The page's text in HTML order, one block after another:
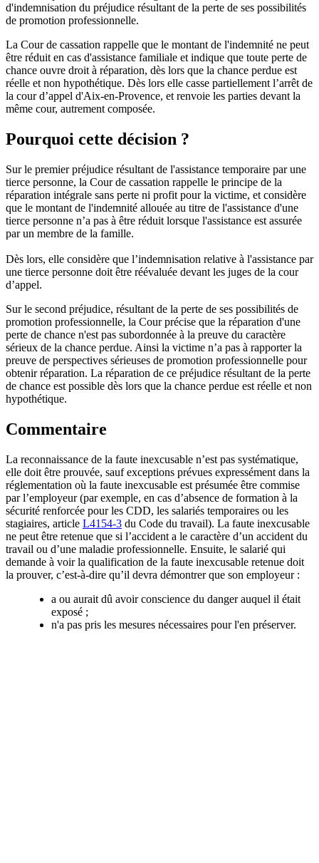
d'indemnisation du préjudice résultant de la perte de ses possibilités
de promotion professionnelle.
La Cour de cassation rappelle que le montant de l'indemnité ne peut
être réduit en cas d'assistance familiale et indique que toute perte de
chance ouvre droit à réparation, dès lors que la chance perdue est
réelle et non hypothétique. Dès lors elle casse partiellement l’arrêt de
la cour d’appel d'Aix-en-Provence, et renvoie les parties devant la
même cour, autrement composée.
Pourquoi cette décision ?
Sur le premier préjudice résultant de l'assistance temporaire par une
tierce personne, la Cour de cassation rappelle le principe de la
réparation intégrale sans perte ni profit pour la victime, et considère
que le montant de l'indemnité allouée au titre de l'assistance d'une
tierce personne n’a pas à être réduit lorsque l'assistance est assurée
par un membre de la famille.
Dès lors, elle considère que l’indemnisation relative à l'assistance par
une tierce personne doit être réévaluée devant les juges de la cour
d’appel.
Sur le second préjudice, résultant de la perte de ses possibilités de
promotion professionnelle, la Cour précise que la réparation d'une
perte de chance n'est pas subordonnée à la preuve du caractère
sérieux de la chance perdue. Ainsi la victime n’a pas à rapporter la
preuve de perspectives sérieuses de promotion professionnelle pour
obtenir réparation. La réparation de ce préjudice résultant de la perte
de chance est possible dès lors que la chance perdue est réelle et non
hypothétique.
Commentaire
La reconnaissance de la faute inexcusable n’est pas systématique,
elle doit être prouvée, sauf exceptions prévues expressément dans la
réglementation où la faute inexcusable est présumée être commise
par l’employeur (par exemple, en cas d’absence de formation à la
sécurité renforcée pour les CDD, les salariés temporaires ou les
stagiaires, article L4154-3 du Code du travail). La faute inexcusable
ne peut être retenue que si l’accident a le caractère d’un accident du
travail ou d’une maladie professionnelle. Ensuite, le salarié qui
demande à voir la qualification de la faute inexcusable retenue doit
la prouver, c’est-à-dire qu’il devra démontrer que son employeur :
a ou aurait dû avoir conscience du danger auquel il était
exposé ;
n'a pas pris les mesures nécessaires pour l'en préserver.